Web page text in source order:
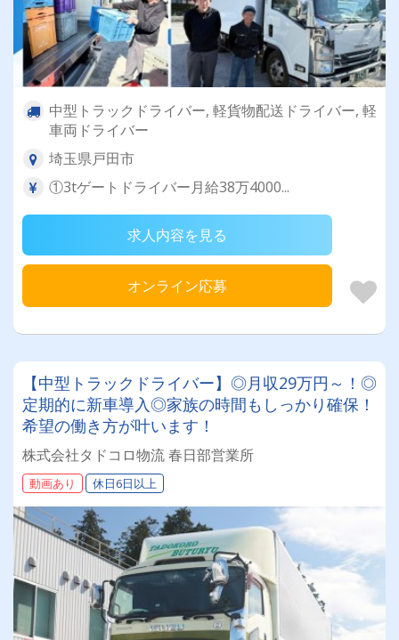
中型トラックドライバー, 軽貨物配送ドライバー, 軽
車両ドライバー
埼玉県戸田市
①3tゲートドライバー月給38万4000...
求人内容を見る
オンライン応募
【中型トラックドライバー】◎月収29万円～！◎
定期的に新車導入◎家族の時間もしっかり確保！
希望の働き方が叶います！
株式会社タドコロ物流 春日部営業所
動画あり 休日6日以上